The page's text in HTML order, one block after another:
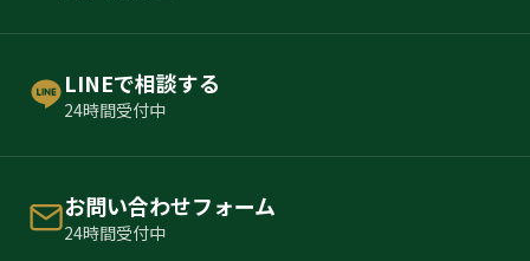
LINEで相談する
24時間受付中
お問い合わせフォーム
24時間受付中